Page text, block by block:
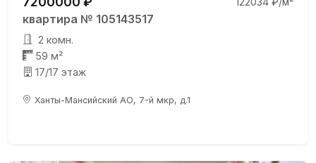
квартира № 105143517
2 комн.
59 м²
17/17 этаж
Ханты-Мансийский АО, 7-й мкр, д.1